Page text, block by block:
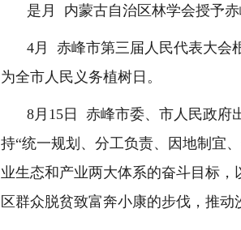
是月 内蒙古自治区林学会授予
4月 赤峰市第三届人民代表大会
为全市人民义务植树日。
8月 15 日
赤峰市委、市人民政府
持“统一规划、分工负责、因地制宜
业生态和产业两大体系的奋斗目标
区群众脱贫致富奔小康的步伐，推动